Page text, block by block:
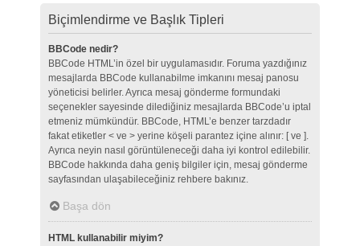
Biçimlendirme ve Başlık Tipleri
BBCode nedir?
BBCode HTML’in özel bir uygulamasıdır. Foruma yazdığınız
mesajlarda BBCode kullanabilme imkanını mesaj panosu
yöneticisi belirler. Ayrıca mesaj gönderme formundaki
seçenekler sayesinde dilediğiniz mesajlarda BBCode’u iptal
etmeniz mümkündür. BBCode, HTML’e benzer tarzdadır
fakat etiketler < ve > yerine köşeli parantez içine alınır: [ ve ].
Ayrıca neyin nasıl görüntüleneceği daha iyi kontrol edilebilir.
BBCode hakkında daha geniş bilgiler için, mesaj gönderme
sayfasından ulaşabileceğiniz rehbere bakınız.
Başa dön
HTML kullanabilir miyim?